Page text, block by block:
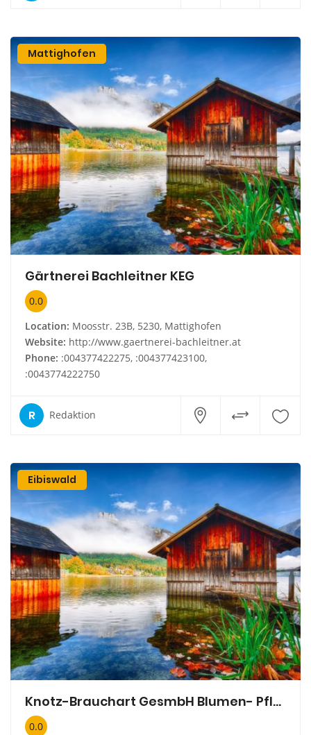
Mattighofen
Gärtnerei Bachleitner KEG
0.0
Location: Moosstr. 23B, 5230, Mattighofen
Website: http://www.gaertnerei-bachleitner.at
Phone: :004377422275, :004377423100,
:0043774222750
R Redaktion
Eibiswald
Knotz-Brauchart GesmbH Blumen- Pflanzen-Bäume
0.0